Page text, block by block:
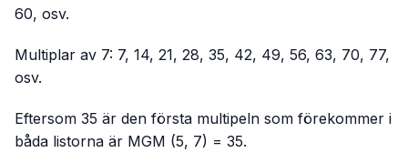
60, osv.
Multiplar av 7: 7, 14, 21, 28, 35, 42, 49, 56, 63, 70, 77,
osv.
Eftersom 35 är den första multipeln som förekommer i
båda listorna är MGM (5, 7) = 35.